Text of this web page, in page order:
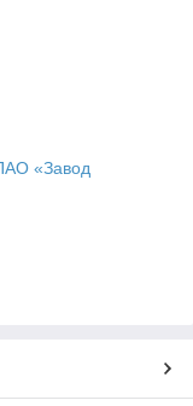
«Завод